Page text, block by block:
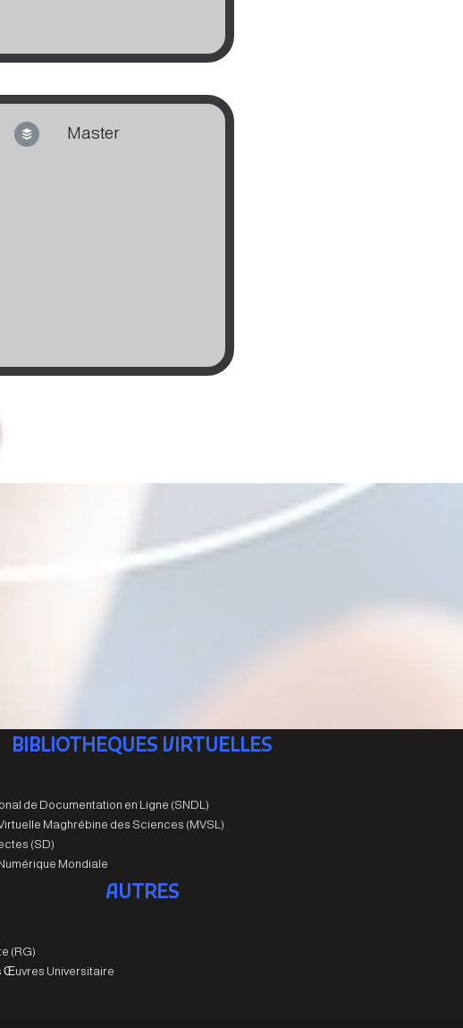
Master
BIBLIOTHEQUES VIRTUELLES
de Documentation en Ligne (SNDL)
Maghrébine des Sciences (MVSL)
(SD)
Mondiale
AUTRES
(RG)
Œuvres Universitaire